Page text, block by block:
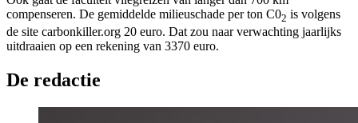
compenseren. De gemiddelde milieuschade per ton C02 is volgens
de site carbonkiller.org 20 euro. Dat zou naar verwachting jaarlijks
uitdraaien op een rekening van 3370 euro.
De redactie